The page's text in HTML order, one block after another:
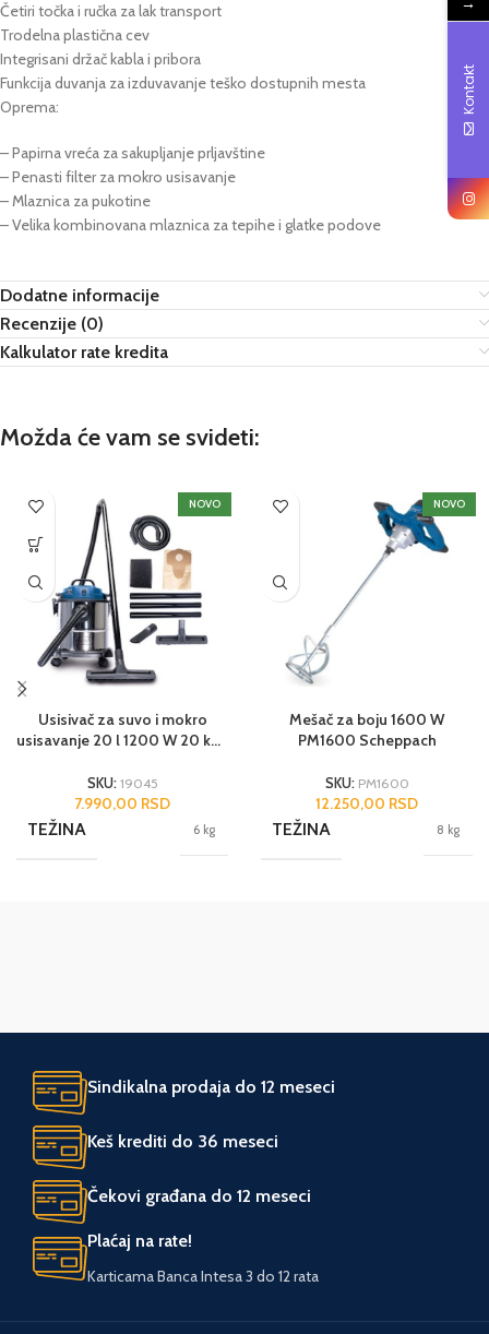
Četiri točka i ručka za lak transport
Trodelna plastična cev
Integrisani držač kabla i pribora
Funkcija duvanja za izduvavanje teško dostupnih mesta
Oprema:
– Papirna vreća za sakupljanje prljavštine
– Penasti filter za mokro usisavanje
– Mlaznica za pukotine
– Velika kombinovana mlaznica za tepihe i glatke podove
Dodatne informacije
Recenzije (0)
Kalkulator rate kredita
Možda će vam se svideti:
NOVO
Usisivač za suvo i mokro
usisavanje 20 l 1200 W 20 kPa
SKU: 19045
7.990,00 RSD
TEŽINA 6 kg
NOVO
Mešač za boju 1600 W
PM1600 Scheppach
SKU: PM1600
12.250,00 RSD
TEŽINA 8 kg
Sindikalna prodaja do 12 meseci
Keš krediti do 36 meseci
Čekovi građana do 12 meseci
Plaćaj na rate!
Karticama Banca Intesa 3 do 12 rata
Kontakt